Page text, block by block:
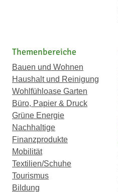
Themenbereiche
Bauen und Wohnen
Haushalt und Reinigung
Wohlfühloase Garten
Büro, Papier & Druck
Grüne Energie
Nachhaltige
Finanzprodukte
Mobilität
Textilien/Schuhe
Tourismus
Bildung